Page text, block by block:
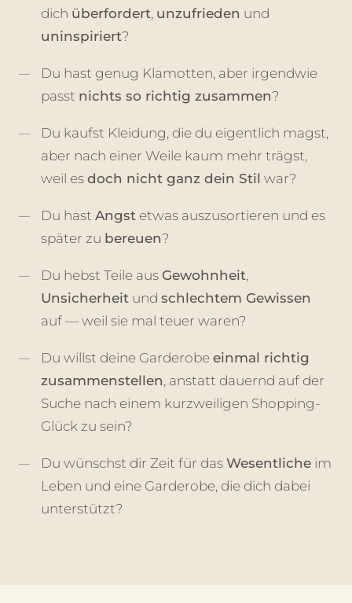
dich überfordert, unzufrieden und
uninspiriert?
Du hast genug Klamotten, aber irgendwie
passt nichts so richtig zusammen?
Du kaufst Kleidung, die du eigentlich magst,
aber nach einer Weile kaum mehr trägst,
weil es doch nicht ganz dein Stil war?
Du hast Angst etwas auszusortieren und es
später zu bereuen?
Du hebst Teile aus Gewohnheit,
Unsicherheit und schlechtem Gewissen
auf — weil sie mal teuer waren?
Du willst deine Garderobe einmal richtig
zusammenstellen, anstatt dauernd auf der
Suche nach einem kurzweiligen Shopping-
Glück zu sein?
Du wünschst dir Zeit für das Wesentliche im
Leben und eine Garderobe, die dich dabei
unterstützt?